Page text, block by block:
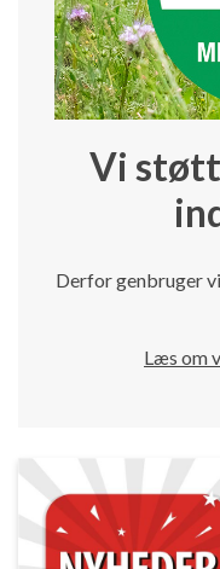
Vi
Derfor genbruger
Læs om